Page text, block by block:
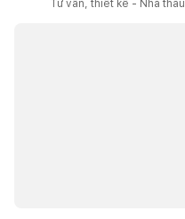
Tư vấn, thiết kế - Nhà thầu